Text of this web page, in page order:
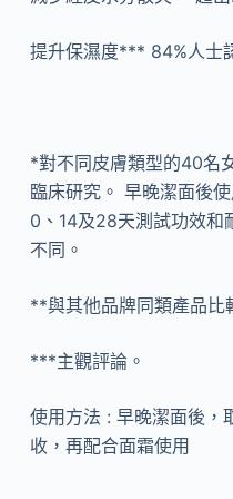
提升保濕度*** 84%人士
*對不同皮膚類型的40名
臨床研究。 早晚潔面後
0、14及28天測試功效和
不同。
**與其他品牌同類產品比
***主觀評論。
使用方法 : 早晚潔面後，
收，再配合面霜使用